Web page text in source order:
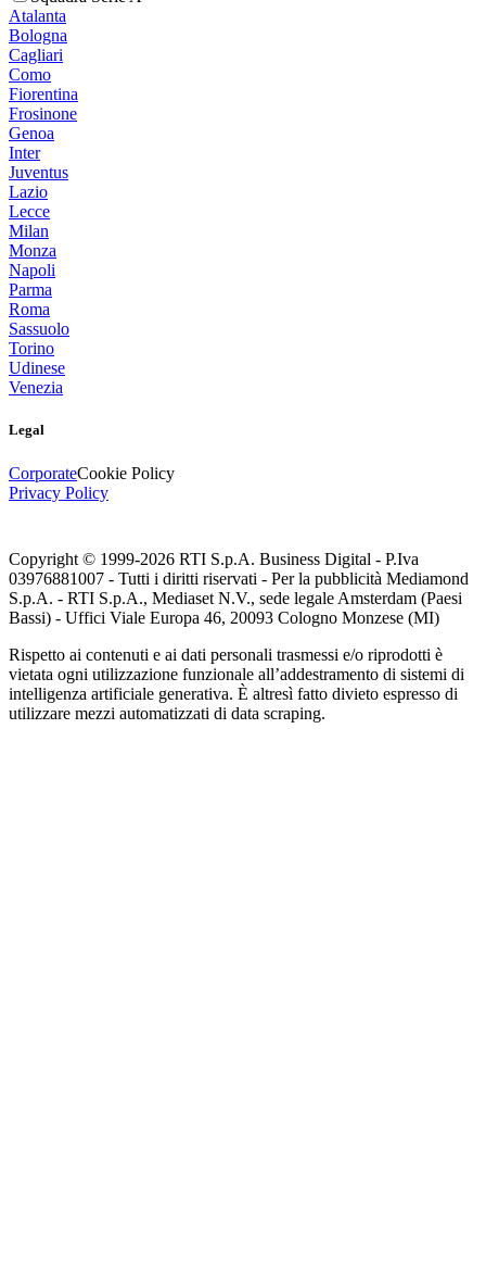
Atalanta
Bologna
Cagliari
Como
Fiorentina
Frosinone
Genoa
Inter
Juventus
Lazio
Lecce
Milan
Monza
Napoli
Parma
Roma
Sassuolo
Torino
Udinese
Venezia
Legal
CorporateCookie Policy
Privacy Policy
Copyright © 1999-2026 RTI S.p.A. Business Digital - P.Iva
03976881007 - Tutti i diritti riservati - Per la pubblicità Mediamond
S.p.A. - RTI S.p.A., Mediaset N.V., sede legale Amsterdam (Paesi
Bassi) - Uffici Viale Europa 46, 20093 Cologno Monzese (MI)
Rispetto ai contenuti e ai dati personali trasmessi e/o riprodotti è
vietata ogni utilizzazione funzionale all’addestramento di sistemi di
intelligenza artificiale generativa. È altresì fatto divieto espresso di
utilizzare mezzi automatizzati di data scraping.